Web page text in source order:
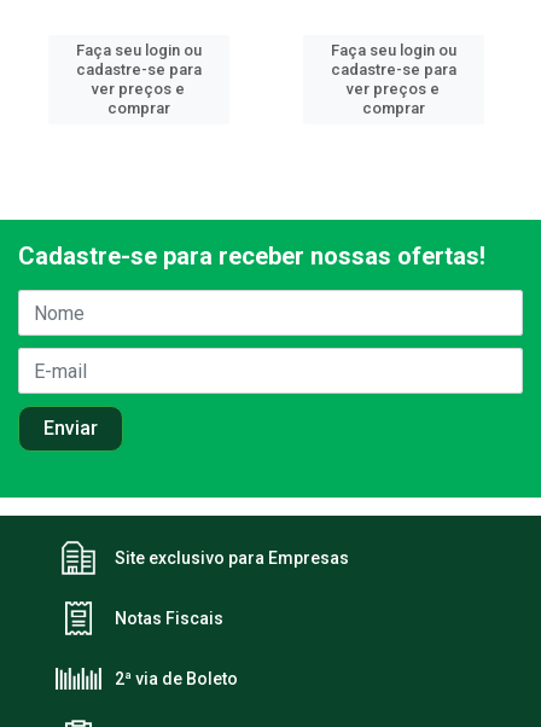
Faça seu login ou
cadastre-se para
ver preços e
comprar
Faça seu login ou
cadastre-se para
ver preços e
comprar
Cadastre-se para receber nossas ofertas!
Site exclusivo para Empresas
Notas Fiscais
2ª via de Boleto